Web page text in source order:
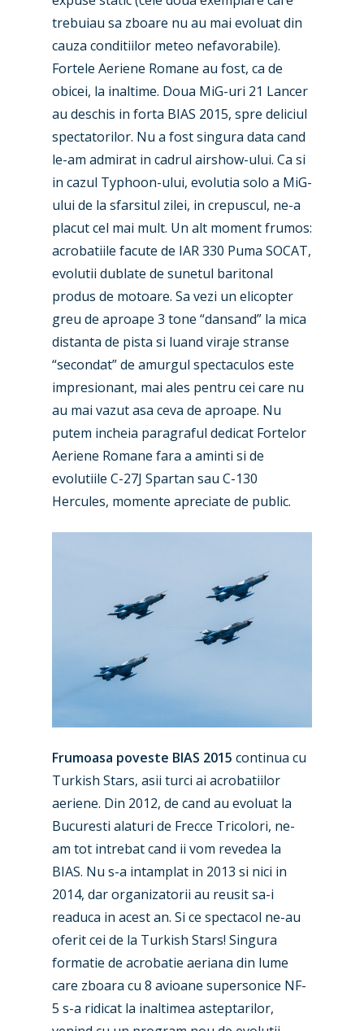
trebuiau sa zboare nu au mai evoluat din
cauza conditiilor meteo nefavorabile).
Fortele Aeriene Romane au fost, ca de
obicei, la inaltime. Doua MiG-uri 21 Lancer
au deschis in forta BIAS 2015, spre deliciul
spectatorilor. Nu a fost singura data cand
le-am admirat in cadrul airshow-ului. Ca si
in cazul Typhoon-ului, evolutia solo a MiG-
ului de la sfarsitul zilei, in crepuscul, ne-a
placut cel mai mult. Un alt moment frumos:
acrobatiile facute de IAR 330 Puma SOCAT,
evolutii dublate de sunetul baritonal
produs de motoare. Sa vezi un elicopter
greu de aproape 3 tone “dansand” la mica
distanta de pista si luand viraje stranse
“secondat” de amurgul spectaculos este
impresionant, mai ales pentru cei care nu
au mai vazut asa ceva de aproape. Nu
putem incheia paragraful dedicat Fortelor
Aeriene Romane fara a aminti si de
evolutiile C-27J Spartan sau C-130
Hercules, momente apreciate de public.
Frumoasa poveste BIAS 2015 continua cu
Turkish Stars, asii turci ai acrobatiilor
aeriene. Din 2012, de cand au evoluat la
Bucuresti alaturi de Frecce Tricolori, ne-
am tot intrebat cand ii vom revedea la
BIAS. Nu s-a intamplat in 2013 si nici in
2014, dar organizatorii au reusit sa-i
readuca in acest an. Si ce spectacol ne-au
oferit cei de la Turkish Stars! Singura
formatie de acrobatie aeriana din lume
care zboara cu 8 avioane supersonice NF-
5 s-a ridicat la inaltimea asteptarilor,